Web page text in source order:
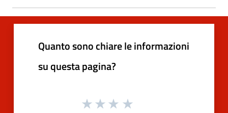
Quanto sono chiare le informazioni
su questa pagina?